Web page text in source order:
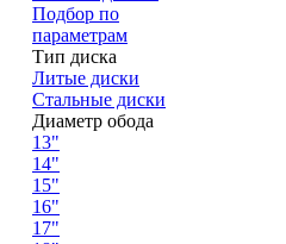
Подбор по
параметрам
Тип диска
Литые диски
Стальные диски
Диаметр обода
13"
14"
15"
16"
17"